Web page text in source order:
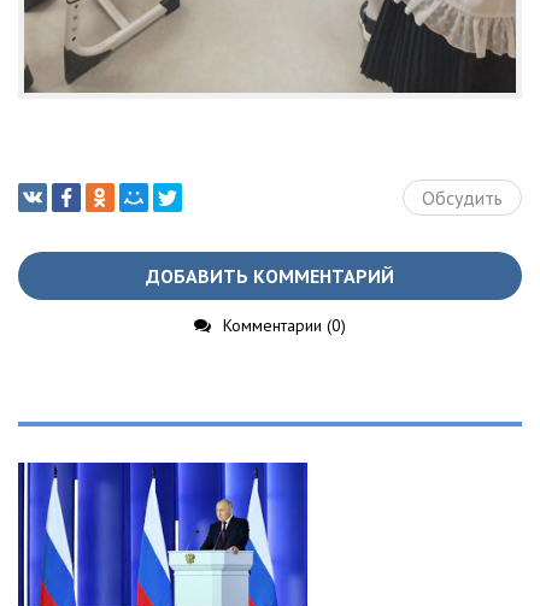
Обсудить
ДОБАВИТЬ КОММЕНТАРИЙ
Комментарии (0)